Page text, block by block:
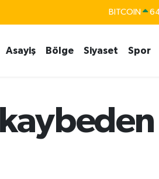
BITCOIN
EURO
Asayiş Bölge Siyaset Spor